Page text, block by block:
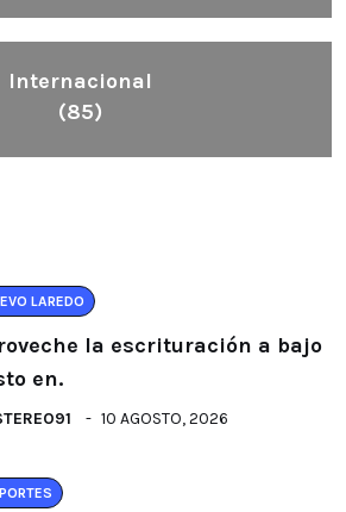
Internacional
(85)
LAREDO
la escrituración a bajo
en.
10 AGOSTO, 2026